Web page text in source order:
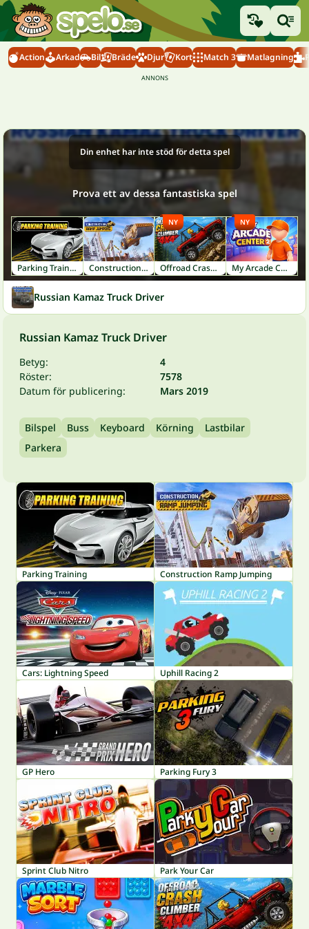
Action Arkad Bil Bräde Djur Kort Match 3 Matlagning
Din enhet har inte stöd för detta spel
Prova ett av dessa fantastiska spel
Parking Training Construction Ramp Jumping Offroad Crash Climber 4X4
NY
My Arcade Center 2
NY
Russian Kamaz Truck Driver
Russian Kamaz Truck Driver
Betyg:
4
Röster:
7578
Datum för publicering:
Mars 2019
Bilspel Buss Keyboard Körning
Lastbilar
Parkera
Parking Training Construction Ramp Jumping
Cars: Lightning Speed Uphill Racing 2
GP Hero Parking Fury 3
Sprint Club Nitro Park Your Car